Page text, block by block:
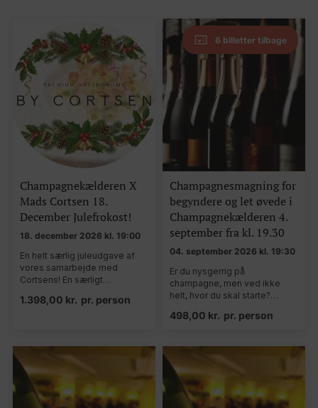
Champagnekælderen X
Mads Cortsen 18.
December Julefrokost!
18. december 2026 kl. 19:00
En helt særlig juleudgave af
vores samarbejde med
Cortsens! En særligt…
1.398,00 kr. pr. person
Champagnesmagning for
begyndere og let øvede i
Champagnekælderen 4.
september fra kl. 19.30
04. september 2026 kl. 19:30
Er du nysgerrig på
champagne, men ved ikke
helt, hvor du skal starte?…
498,00 kr. pr. person
6 billetter tilbage